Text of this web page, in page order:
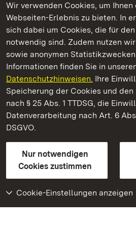
Wir verwenden Cookies, um
Webseiten-Erlebnis zu bieten. In
sich dabei um Cookies, die für
notwendig sind. Zudem nutzen
sowie anonymen
Informationen finden Sie in
Datenschutzhinweisen. Ihre
Speicherung der Cookies und
nach § 25 Abs. 1 TTDSG, die
Datenverarbeitung nach Art. 6
DSGVO.
Nur notwendigen
Cookies zustimmen
Cookie-Einstellungen anzeigen
Kommen. Staunen. Genießen.
Staatliche Schlösser und Gärten
Staatliche Schlösser und Gärten
Kontakt
GebärdenspracheLeichte Sprache
Erklärung zur Barrierefreiheit
BITV-konform (geprüfte Seiten)
Weiteres